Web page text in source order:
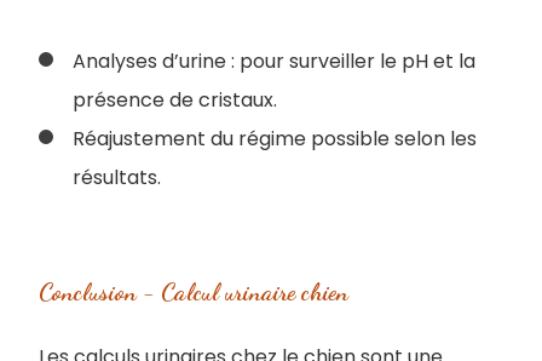
Analyses d’urine : pour surveiller le pH et la
présence de cristaux.
Réajustement du régime possible selon les
résultats.
Conclusion - Calcul urinaire chien